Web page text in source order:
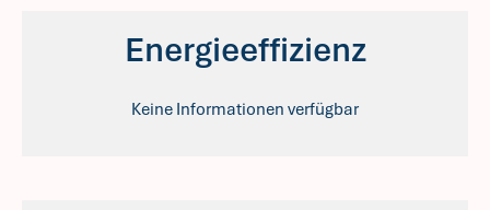
Energieeffizienz
Keine Informationen verfügbar